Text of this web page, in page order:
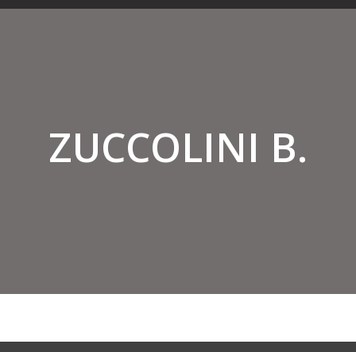
ZUCCOLINI B.